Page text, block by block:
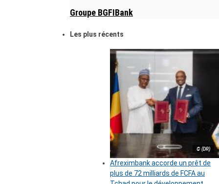
Groupe BGFIBank
Les plus récents
© (DR)
Afreximbank accorde un prêt de
plus de 72 milliards de FCFA au